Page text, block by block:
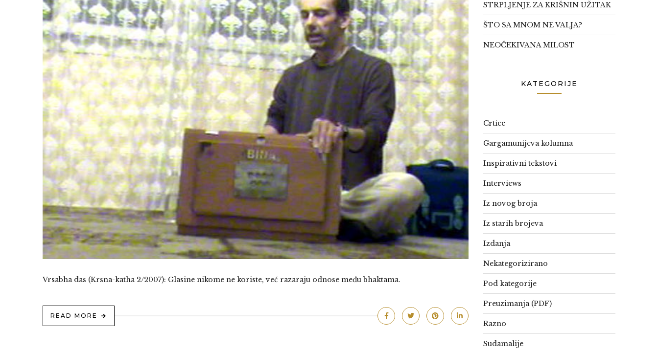
Vrsabha das (Krsna-katha 2/2007): Glasine nikome ne koriste, već razaraju odnose među bhaktama.
READ MORE
STRPLJENJE ZA KRIŠNIN UŽITAK
ŠTO SA MNOM NE VALJA?
NEOČEKIVANA MILOST
KATEGORIJE
Crtice
Gargamunijeva kolumna
Inspirativni tekstovi
Interviews
Iz novog broja
Iz starih brojeva
Izdanja
Nekategorizirano
Pod kategorije
Preuzimanja (PDF)
Razno
Sudamalije